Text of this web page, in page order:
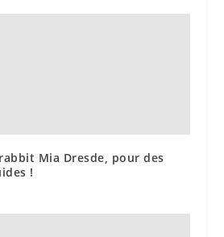
Mia Dresde, pour des
!